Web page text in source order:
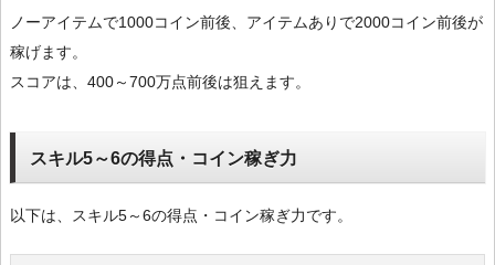
ノーアイテムで1000コイン前後、アイテムありで2000コイン前後が
稼げます。
スコアは、400～700万点前後は狙えます。
スキル5～6の得点・コイン稼ぎ力
以下は、スキル5～6の得点・コイン稼ぎ力です。